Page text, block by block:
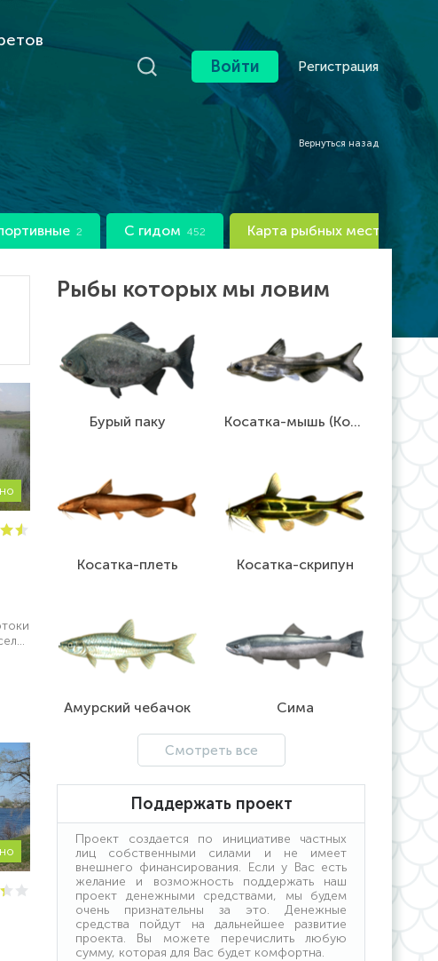
Войти Регистрация
Вернуться назад
2 С гидом 452 Карта рыбных мест
Рыбы которых мы ловим
Бурый паку Косатка-мышь (Косатка-крошка)
Косатка-плеть Косатка-скрипун
Амурский чебачок Сима
Смотреть все
Поддержать проект
Проект создается по инициативе частных
лиц собственными силами и не имеет
внешнего финансирования. Если у Вас есть
желание и возможность поддержать наш
проект денежными средствами, мы будем
очень признательны за это. Денежные
средства пойдут на дальнейшее развитие
проекта. Вы можете перечислить любую
сумму, которая для Вас будет комфортна.